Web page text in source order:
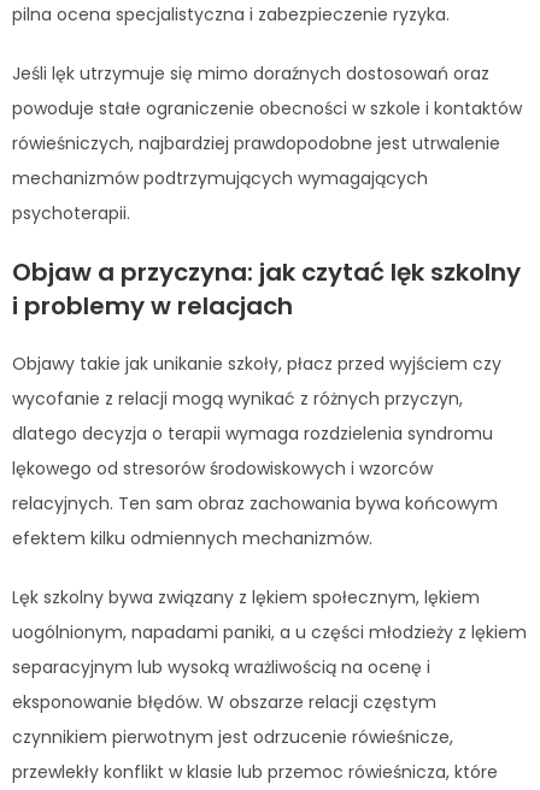
pilna ocena specjalistyczna i zabezpieczenie ryzyka.
Jeśli lęk utrzymuje się mimo doraźnych dostosowań oraz
powoduje stałe ograniczenie obecności w szkole i kontaktów
rówieśniczych, najbardziej prawdopodobne jest utrwalenie
mechanizmów podtrzymujących wymagających
psychoterapii.
Objaw a przyczyna: jak czytać lęk szkolny
i problemy w relacjach
Objawy takie jak unikanie szkoły, płacz przed wyjściem czy
wycofanie z relacji mogą wynikać z różnych przyczyn,
dlatego decyzja o terapii wymaga rozdzielenia syndromu
lękowego od stresorów środowiskowych i wzorców
relacyjnych. Ten sam obraz zachowania bywa końcowym
efektem kilku odmiennych mechanizmów.
Lęk szkolny bywa związany z lękiem społecznym, lękiem
uogólnionym, napadami paniki, a u części młodzieży z lękiem
separacyjnym lub wysoką wrażliwością na ocenę i
eksponowanie błędów. W obszarze relacji częstym
czynnikiem pierwotnym jest odrzucenie rówieśnicze,
przewlekły konflikt w klasie lub przemoc rówieśnicza, które